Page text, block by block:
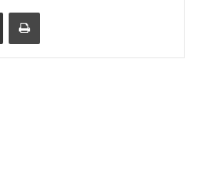
Share via Email Print